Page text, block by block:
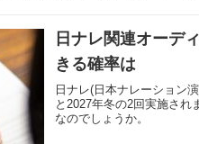
日ナレ関連オーデ
きる確率は
日ナレ(日本ナレーション
と2027年冬の2回実施され
なのでしょうか。